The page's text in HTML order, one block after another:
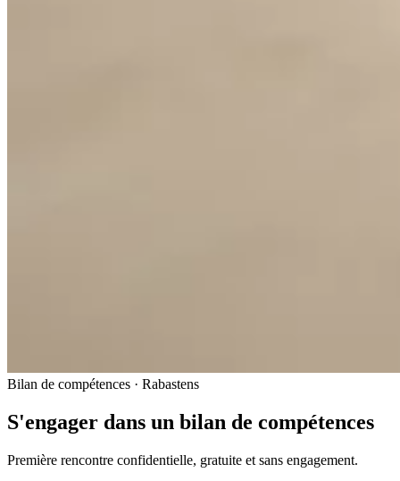
Bilan de compétences · Rabastens
S'engager dans un bilan de compétences
Première rencontre confidentielle, gratuite et sans engagement.